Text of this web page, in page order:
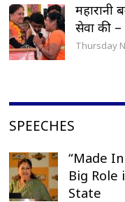
महारानी
सेवा की –
Thursday
SPEECHES
“Made
Big
State